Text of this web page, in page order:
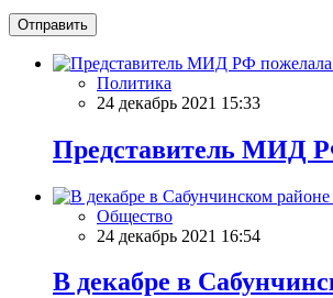
Отправить
Политика
24 декабрь 2021 15:33
Представитель МИД
Общество
24 декабрь 2021 16:54
В декабре в